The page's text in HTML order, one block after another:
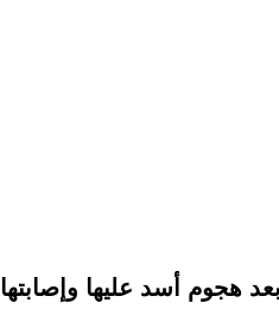
هجوم أسد عليها وإصابتها